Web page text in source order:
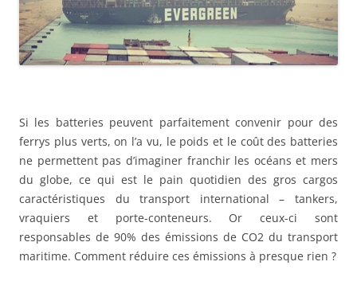
Si les batteries peuvent parfaitement convenir pour des
ferrys plus verts, on l’a vu, le poids et le coût des batteries
ne permettent pas d’imaginer franchir les océans et mers
du globe, ce qui est le pain quotidien des gros cargos
caractéristiques du transport international – tankers,
vraquiers et porte-conteneurs. Or ceux-ci sont
responsables de 90% des émissions de CO2 du transport
maritime. Comment réduire ces émissions à presque rien ?